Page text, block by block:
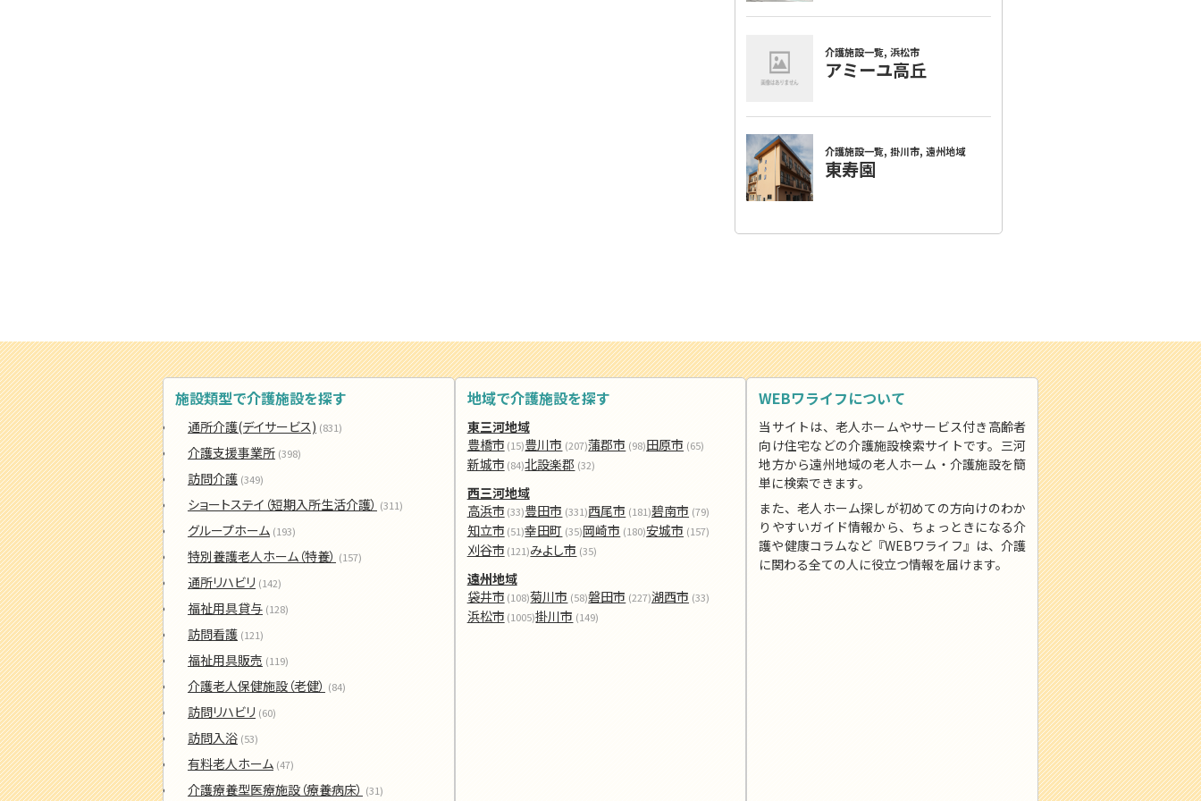
施設類型で介護施設を探す
通所介護(デイサービス) (831)
介護支援事業所 (398)
訪問介護 (349)
ショートステイ（短期入所生活介護） (311)
グループホーム (193)
特別養護老人ホーム（特養） (157)
通所リハビリ (142)
福祉用具貸与 (128)
訪問看護 (121)
福祉用具販売 (119)
介護老人保健施設（老健） (84)
訪問リハビリ (60)
訪問入浴 (53)
有料老人ホーム (47)
介護療養型医療施設（療養病床） (31)
地域で介護施設を探す
東三河地域
豊橋市 (15)豊川市 (207)蒲郡市 (98)田原市 (65)
新城市 (84)北設楽郡 (32)
西三河地域
高浜市 (33)豊田市 (331)西尾市 (181)碧南市 (79)
知立市 (51)幸田町 (35)岡崎市 (180)安城市 (157)
刈谷市 (121)みよし市 (35)
遠州地域
袋井市 (108)菊川市 (58)磐田市 (227)湖西市 (33)
浜松市 (1005)掛川市 (149)
WEBワライフについて
当サイトは、老人ホームやサービス付き高齢者
向け住宅などの介護施設検索サイトです。三河
地方から遠州地域の老人ホーム・介護施設を簡
単に検索できます。
また、老人ホーム探しが初めての方向けのわか
りやすいガイド情報から、ちょっときになる介
護や健康コラムなど『WEBワライフ』は、介護
に関わる全ての人に役立つ情報を届けます。